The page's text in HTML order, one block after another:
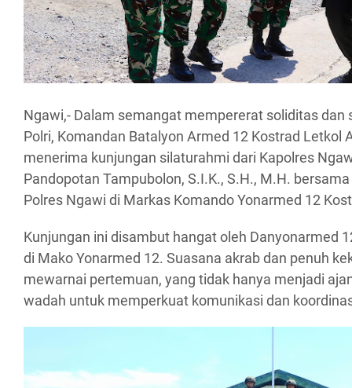
Ngawi,- Dalam semangat mempererat soliditas dan
Polri, Komandan Batalyon Armed 12 Kostrad Letkol
menerima kunjungan silaturahmi dari Kapolres
Pandopotan Tampubolon, S.I.K., S.H., M.H.
Polres Ngawi di Markas Komando Yonarmed 12
Kunjungan ini disambut hangat oleh Danyonarmed
di Mako Yonarmed 12. Suasana akrab dan penuh
mewarnai pertemuan, yang tidak hanya menjadi
wadah untuk memperkuat komunikasi dan